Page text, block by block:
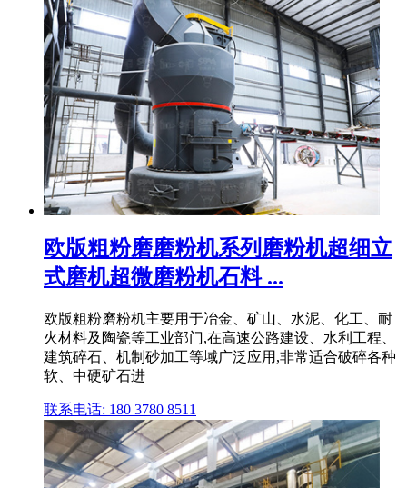
欧版粗粉磨磨粉机系列磨粉机超细立
式磨机超微磨粉机石料 ...
欧版粗粉磨粉机主要用于冶金、矿山、水泥、化工、耐
火材料及陶瓷等工业部门,在高速公路建设、水利工程、
建筑碎石、机制砂加工等域广泛应用,非常适合破碎各种
软、中硬矿石进
联系电话: 180 3780 8511